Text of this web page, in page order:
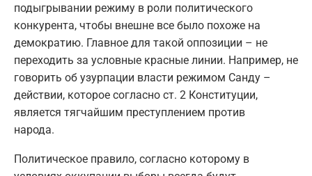
подыгрывании режиму в роли политического
конкурента, чтобы внешне все было похоже на
демократию. Главное для такой оппозиции – не
переходить за условные красные линии. Например, не
говорить об узурпации власти режимом Санду –
действии, которое согласно ст. 2 Конституции,
является тягчайшим преступлением против
народа.
Политическое правило, согласно которому в